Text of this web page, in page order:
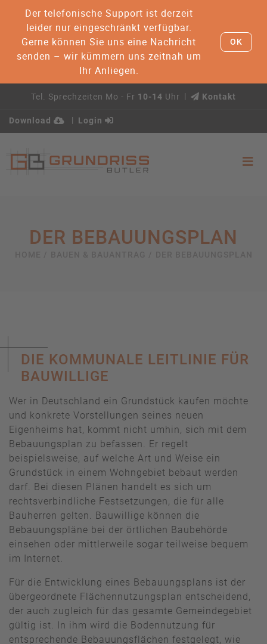
Der telefonische Support ist derzeit
leider nur eingeschränkt verfügbar.
Gerne können Sie uns eine Nachricht
senden – wir kümmern uns zeitnah um
Ihr Anliegen.
OK
Tel. Sprechzeiten Mo - Fr 10-14 Uhr Kontakt
Download Login
DER BEBAUUNGSPLAN
DIE KOMMUNALE LEITLINIE FÜR
BAUWILLIGE
Wer in Deutschland ein Grundstück kaufen möchte
und konkrete Vorstellungen seines neuen
Eigenheims hat, kommt nicht umhin, sich mit dem
Bebauungsplan zu befassen. Er regelt
beispielsweise, auf welche Art und Weise ein
Grundstück in einem Wohngebiet bebaut werden
darf. Bei diesen Plänen handelt es sich um
rechtsverbindliche Festsetzungen, die für alle
Bauherren gelten. Bauwillige können die
Bebauungspläne bei der örtlichen Baubehörde
einsehen oder mittlerweile sogar teilweise bequem
im Internet.
Für die Entwicklung eines Bebauungsplans ist der
übergeordnete Flächennutzungsplan entscheidend,
der auch zugleich für das gesamte Gemeindegebiet
gültig ist. In ihm wird die Bodennutzung für
entsprechende Bebauungsflächen festgelegt, wie